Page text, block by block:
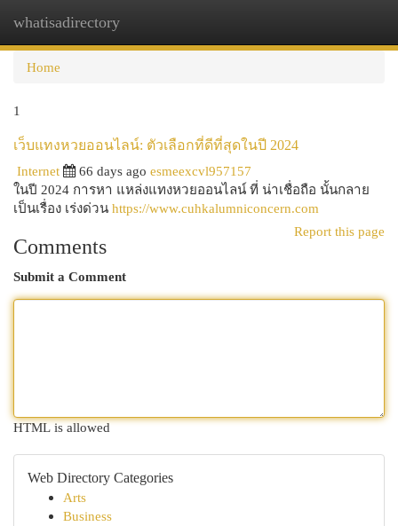
whatisadirectory
Home
1
เว็บแทงหวยออนไลน์: ตัวเลือกที่ดีที่สุดในปี 2024
Internet
66 days ago esmeexcvl957157
ในปี 2024 การหา แหล่งแทงหวยออนไลน์ ที่ น่าเชื่อถือ นั้นกลาย
เป็นเรื่อง เร่งด่วน https://www.cuhkalumniconcern.com
Report this page
Comments
Submit a Comment
HTML is allowed
Web Directory Categories
Arts
Business